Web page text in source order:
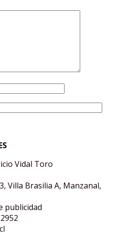
Vidal Toro
Villa Brasilia A, Manzanal,
publicidad